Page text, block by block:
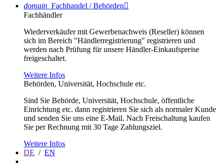
domain Fachhandel / Behörden
Fachhändler
Wiederverkäufer mit Gewerbenachweis (Reseller) können
sich im Bereich "Händlerregistrierung" registrieren und
werden nach Prüfung für unsere Händler-Einkaufspreise
freigeschaltet.
Weitere Infos
Behörden, Universität, Hochschule etc.
Sind Sie Behörde, Universität, Hochschule, öffentliche
Einrichtung etc. dann registrieren Sie sich als normaler Kunde
und senden Sie uns eine E-Mail. Nach Freischaltung kaufen
Sie per Rechnung mit 30 Tage Zahlungsziel.
Weitere Infos
DE / EN